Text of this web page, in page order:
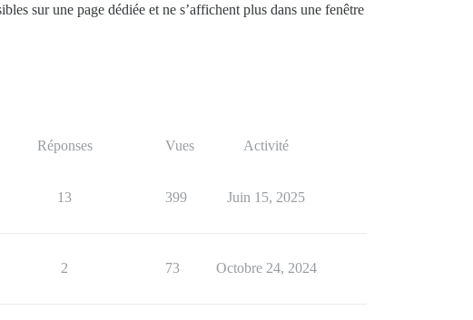
sur une page dédiée et ne s’affichent plus dans une fenêtre
Réponses Vues Activité
13 399 Juin 15, 2025
2 73 Octobre 24, 2024